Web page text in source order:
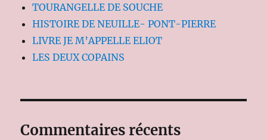
TOURANGELLE DE SOUCHE
HISTOIRE DE NEUILLE- PONT-PIERRE
LIVRE JE M’APPELLE ELIOT
LES DEUX COPAINS
Commentaires récents